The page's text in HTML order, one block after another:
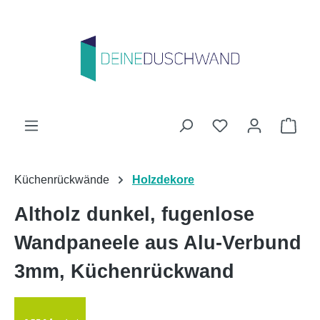
Du hast 0
Küchenrückwände Holzdekore
Altholz dunkel, fugenlose
Wandpaneele aus Alu-Verbund
3mm, Küchenrückwand